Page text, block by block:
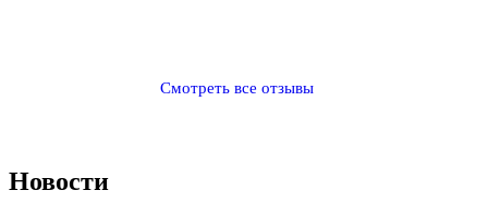
Смотреть все отзывы
Новости